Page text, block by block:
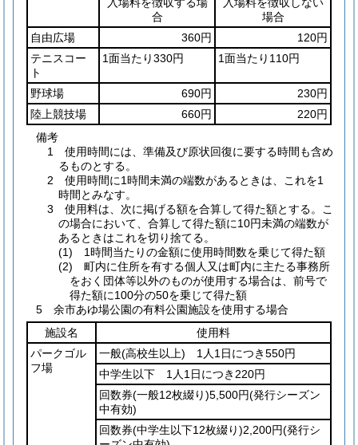
合
場合
自由広場
360円
120円
テニスコー
ト
1面当たり330円 1面当たり110円
野球場 690円
230円
陸上競技場
660円
220円
備考
1 使用時間には、準備及び原状回復に要する時間も含め
るものとする。
2 使用時間に1時間未満の端数があるときは、これを1
時間とみなす。
3 使用料は、次に掲げる額を合算して得た額とする。こ
の場合において、合算して得た額に10円未満の端数が
あるときはこれを切り捨てる。
(1) 1時間当たりの金額に使用時間数を乗じて得た額
(2) 町内に住所を有する個人又は町内に主たる事務所
をおく団体等以外のものが使用する場合は、前号で
得た額に100分の50を乗じて得た額
5 余市あゆ場公園の有料公園施設を使用する場合
施設名
使用料
パークゴル
フ場
一般(高校生以上) 1人1日につき550円
中学生以下 1人1日につき220円
回数券(一般12枚綴り)5,500円(発行シーズン
中有効)
回数券(中学生以下12枚綴り)2,200円(発行シ